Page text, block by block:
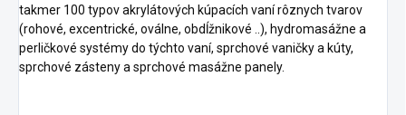
takmer 100 typov akrylátových kúpacích vaní rôznych tvarov
(rohové, excentrické, oválne, obdĺžnikové ..), hydromasážne a
perličkové systémy do týchto vaní, sprchové vaničky a kúty,
sprchové zásteny a sprchové masážne panely.